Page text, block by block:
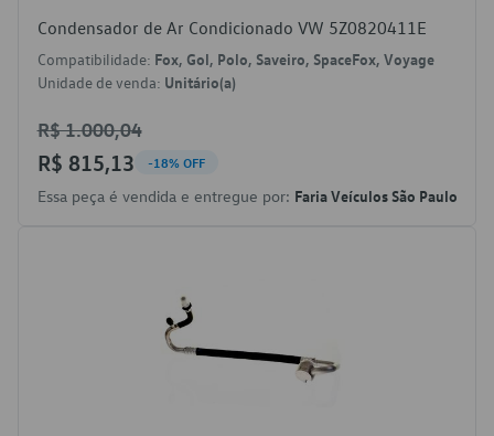
Condensador de Ar Condicionado VW 5Z0820411E
Compatibilidade: Fox, Gol, Polo, Saveiro, SpaceFox, Voyage
Unidade de venda: Unitário(a)
R$ 1.000,04
R$ 815,13 -18% OFF
Essa peça é vendida e entregue por: Faria Veículos São Paulo